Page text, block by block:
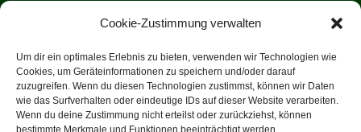
Cookie-Zustimmung verwalten
Um dir ein optimales Erlebnis zu bieten, verwenden wir Technologien wie
Cookies, um Geräteinformationen zu speichern und/oder darauf
zuzugreifen. Wenn du diesen Technologien zustimmst, können wir Daten
wie das Surfverhalten oder eindeutige IDs auf dieser Website verarbeiten.
Wenn du deine Zustimmung nicht erteilst oder zurückziehst, können
bestimmte Merkmale und Funktionen beeinträchtigt werden.
Über uns
Rathaus
Tourist-Information